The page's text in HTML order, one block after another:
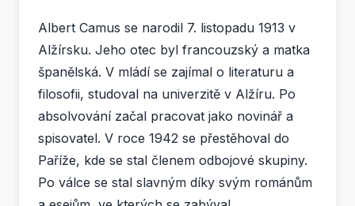
Albert Camus se narodil 7. listopadu 1913 v
Alžírsku. Jeho otec byl francouzský a matka
španělská. V mládí se zajímal o literaturu a
filosofii, studoval na univerzitě v Alžíru. Po
absolvování začal pracovat jako novinář a
spisovatel. V roce 1942 se přestěhoval do
Paříže, kde se stal členem odbojové skupiny.
Po válce se stal slavným díky svým románům